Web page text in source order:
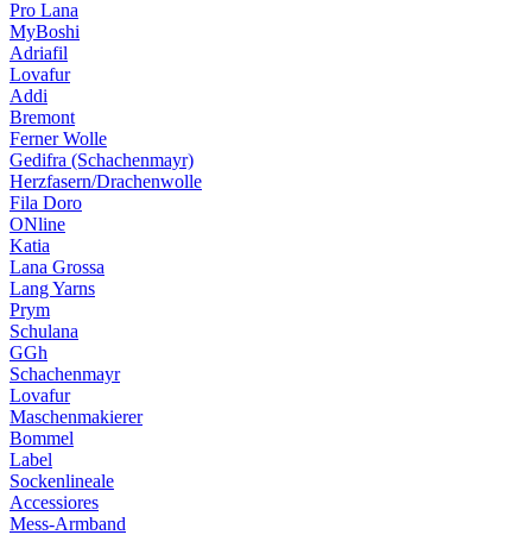
Pro Lana
MyBoshi
Adriafil
Lovafur
Addi
Bremont
Ferner Wolle
Gedifra (Schachenmayr)
Herzfasern/Drachenwolle
Fila Doro
ONline
Katia
Lana Grossa
Lang Yarns
Prym
Schulana
GGh
Schachenmayr
Lovafur
Maschenmakierer
Bommel
Label
Sockenlineale
Accessiores
Mess-Armband